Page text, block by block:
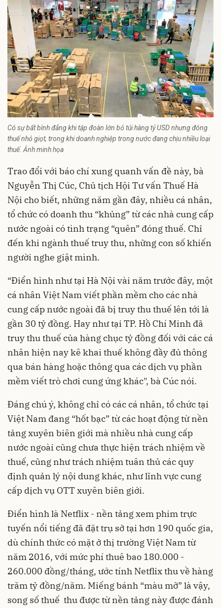
Có sự bất bình đẳng khi tập đoàn lớn bỏ túi hàng tỷ USD nhưng đóng
thuế nhỏ giọt, trong khi doanh nghiệp trong nước đang chịu nhiều loại
thuế. Ảnh minh họa
Trao đổi với báo chí xung quanh vấn đề này, bà
Nguyễn Thị Cúc, Chủ tịch Hội Tư vấn Thuế Hà
Nội cho biết, những năm gần đây, nhiều cá nhân,
tổ chức có doanh thu “khủng” từ các nhà cung cấp
nước ngoài có tình trạng “quên” đóng thuế. Chỉ
đến khi ngành thuế truy thu, những con số khiến
người nghe giật mình.
“Điển hình như tại Hà Nội vài năm trước đây, một
cá nhân Việt Nam viết phần mềm cho các nhà
cung cấp nước ngoài đã bị truy thu thuế lên tới là
gần 30 tỷ đồng. Hay như tại TP. Hồ Chí Minh đã
truy thu thuế của hàng chục tỷ đồng đối với các cá
nhân hiện nay kê khai thuế không đầy đủ thông
qua bán hàng hoặc thông qua các dịch vụ phần
mềm viết trò chơi cung ứng khác", bà Cúc nói.
Đáng chú ý, không chỉ có các cá nhân, tổ chức tại
Việt Nam đang “hốt bạc” từ các hoạt động từ nền
tảng xuyên biên giới mà nhiều nhà cung cấp
nước ngoài cũng chưa thực hiện trách nhiệm về
thuế, cũng như trách nhiệm tuân thủ các quy
định quản lý nội dung khác, như lĩnh vực cung
cấp dịch vụ OTT xuyên biên giới.
Điển hình là Netflix - nền tảng xem phim trực
tuyến nổi tiếng đã đặt trụ sở tại hơn 190 quốc gia,
dù chính thức có mặt ở thị trường Việt Nam từ
năm 2016, với mức phí thuê bao 180.000 -
260.000 đồng/tháng, ước tính Netflix thu về hàng
trăm tỷ đồng/năm. Miếng bánh “màu mỡ” là vậy,
song số thuế thu được từ nền tảng này được đánh